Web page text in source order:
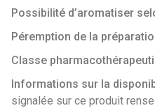
Possibilité d’aromatiser
Péremption de la
Classe
Informations sur la
signalée sur ce produit